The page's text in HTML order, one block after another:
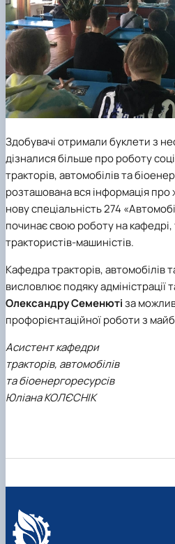
Здобувачі отримали буклети з
дізналися більше про роботу
тракторів, автомобілів та
розташована вся інформація про
нову спеціальність 274
починає свою роботу на кафедрі,
трактористів-машиністів.
Кафедра тракторів, автомобілів
висловлює подяку
Олександру Семенютіза
профорієнтаційної роботи з
Асистент кафедри
тракторів, автомобілів
та біоенергоресурсів
Юліана КОЛЄСНІК